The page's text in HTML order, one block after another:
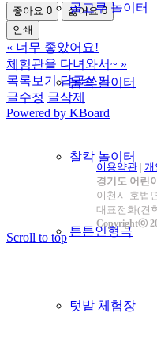
골고루 놀이터
몸속 놀이터
찰칵 놀이터
튼튼인형극
텃밭 체험장
좋아요 0 싫어요0
인쇄
« 너무 좋았어요!
체험관을 다녀와서~ »
목록보기 답글쓰기
글수정 글삭제
Powered by KBoard
이용약관 | 개
경기도 어린
이천시 호법
대표전화(견
Copyrightⓒ
Scroll to top